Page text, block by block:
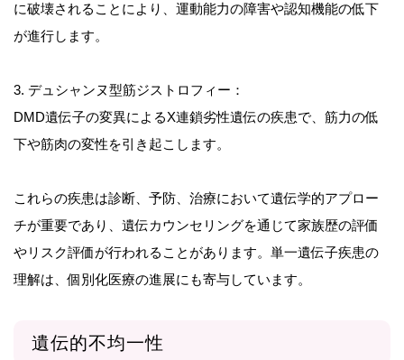
に破壊されることにより、運動能力の障害や認知機能の低下
が進行します。
3. デュシャンヌ型筋ジストロフィー：
DMD遺伝子の変異によるX連鎖劣性遺伝の疾患で、筋力の低
下や筋肉の変性を引き起こします。
これらの疾患は診断、予防、治療において遺伝学的アプロー
チが重要であり、遺伝カウンセリングを通じて家族歴の評価
やリスク評価が行われることがあります。単一遺伝子疾患の
理解は、個別化医療の進展にも寄与しています。
遺伝的不均一性